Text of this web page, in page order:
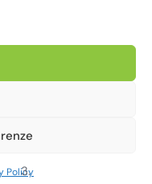
Policy
Reserved
da Web-Arte.it